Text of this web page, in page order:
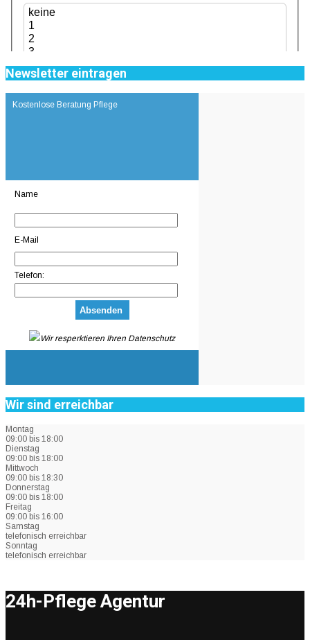
Newsletter eintragen
Kostenlose Beratung Pflege
Name
E-Mail
Telefon:
Wir resperktieren Ihren Datenschutz
Wir sind erreichbar
Montag
09:00 bis 18:00
Dienstag
09:00 bis 18:00
Mittwoch
09:00 bis 18:30
Donnerstag
09:00 bis 18:00
Freitag
09:00 bis 16:00
Samstag
telefonisch erreichbar
Sonntag
telefonisch erreichbar
24h-Pflege Agentur